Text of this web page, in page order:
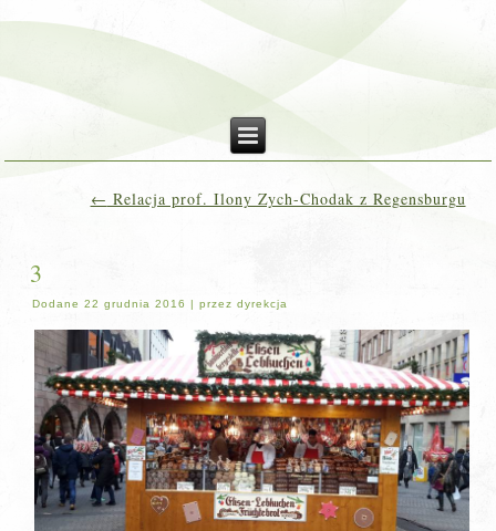
← Relacja prof. Ilony Zych-Chodak z Regensburgu
3
Dodane 22 grudnia 2016 |przez dyrekcja